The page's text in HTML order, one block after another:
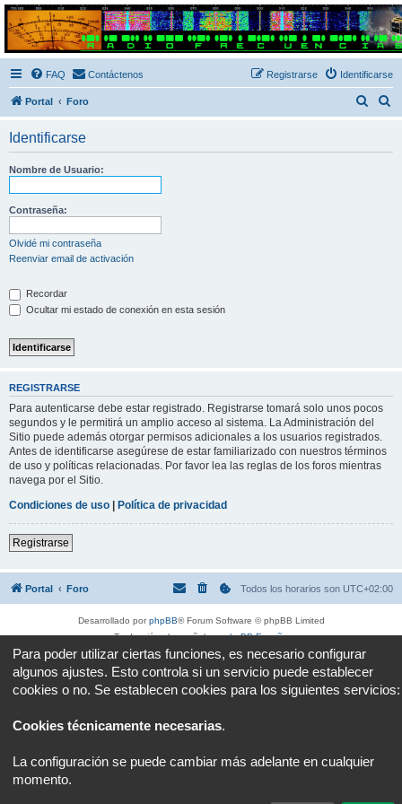
Radio Frecuencias
Foro de Radio Frecuencias
FAQ Contáctenos Identificarse
Registrarse
Portal Foro
Identificarse
Nombre de Usuario:
Contraseña:
Olvidé mi contraseña
Reenviar email de activación
Recordar
Ocultar mi estado de conexión en esta sesión
REGISTRARSE
Para autenticarse debe estar registrado. Registrarse tomará solo unos pocos
segundos y le permitirá un amplio acceso al sistema. La Administración del
Sitio puede además otorgar permisos adicionales a los usuarios registrados.
Antes de identificarse asegúrese de estar familiarizado con nuestros términos
de uso y políticas relacionadas. Por favor lea las reglas de los foros mientras
navega por el Sitio.
Condiciones de uso | Política de privacidad
Registrarse
Portal Foro Todos los horarios son UTC+02:00
Desarrollado porphpBB® Forum Software © phpBB Limited
Traducción al español porphpBB España
Privacidad|Condiciones
Para poder utilizar ciertas funciones, es necesario configurar
algunos ajustes. Esto controla si un servicio puede establecer
cookies o no. Se establecen cookies para los siguientes servicios:
Cookies técnicamente necesarias.
La configuración se puede cambiar más adelante en cualquier
momento.